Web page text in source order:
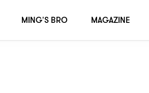
MING'S BRO MAGAZINE